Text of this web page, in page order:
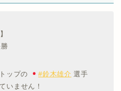
】
ップの #鈴木雄介 選手
いません！